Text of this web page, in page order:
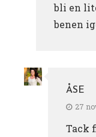
bli en
benen
ÅSE
27
Tack